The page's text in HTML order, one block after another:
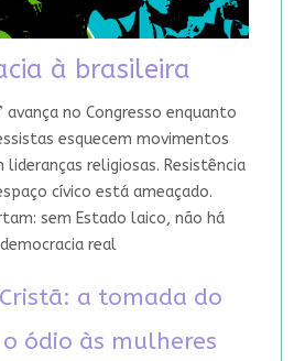
à brasileira
avança no Congresso enquanto
esquecem movimentos
lideranças religiosas. Resistência
cívico está ameaçado.
sem Estado laico, não há
democracia real
a tomada do
ódio às mulheres